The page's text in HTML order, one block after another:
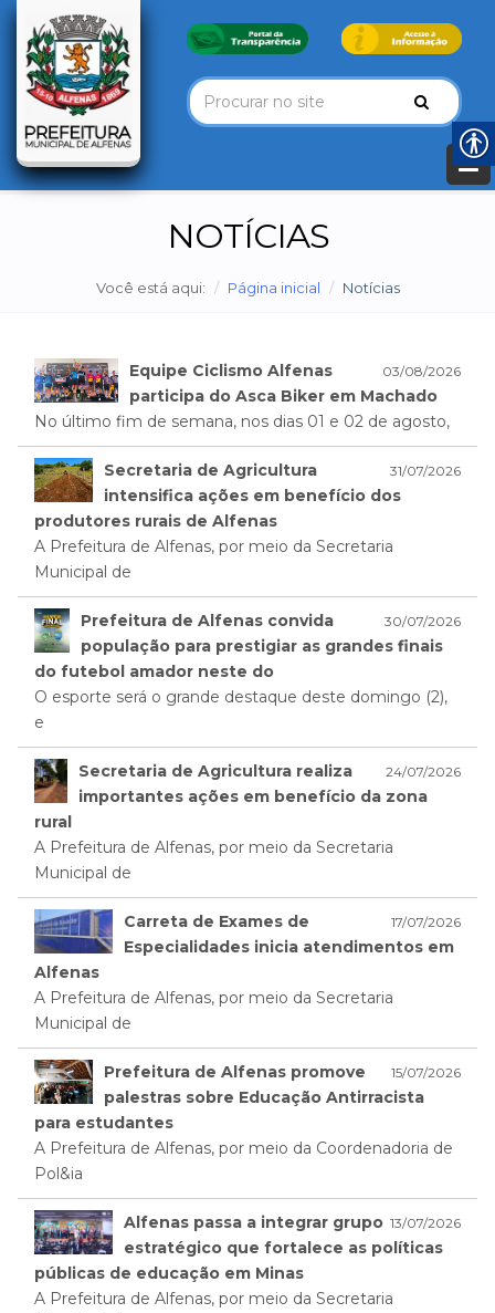
NOTÍCIAS
Você está aqui: Página inicial Notícias
03/08/2026
Equipe Ciclismo Alfenas
participa do Asca Biker em Machado
No último fim de semana, nos dias 01 e 02 de agosto,
31/07/2026
Secretaria de Agricultura
intensifica ações em benefício dos
produtores rurais de Alfenas
A Prefeitura de Alfenas, por meio da Secretaria
Municipal de
30/07/2026
Prefeitura de Alfenas convida
população para prestigiar as grandes finais
do futebol amador neste do
O esporte será o grande destaque deste domingo (2),
e
24/07/2026
Secretaria de Agricultura realiza
importantes ações em benefício da zona
rural
A Prefeitura de Alfenas, por meio da Secretaria
Municipal de
17/07/2026
Carreta de Exames de
Especialidades inicia atendimentos em
Alfenas
A Prefeitura de Alfenas, por meio da Secretaria
Municipal de
15/07/2026
Prefeitura de Alfenas promove
palestras sobre Educação Antirracista
para estudantes
A Prefeitura de Alfenas, por meio da Coordenadoria de
Pol&ia
13/07/2026
Alfenas passa a integrar grupo
estratégico que fortalece as políticas
públicas de educação em Minas
A Prefeitura de Alfenas, por meio da Secretaria